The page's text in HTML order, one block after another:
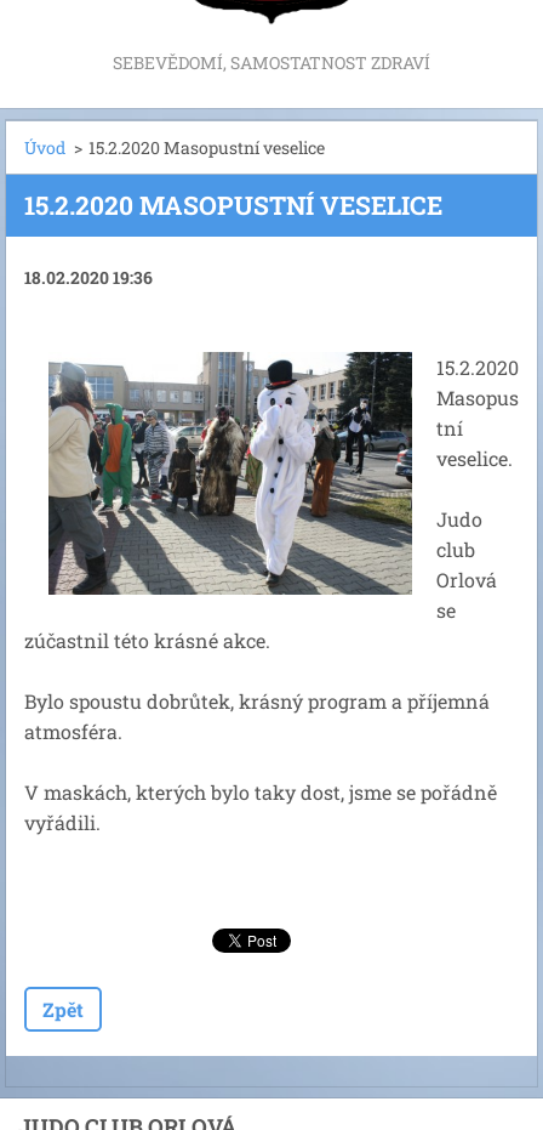
SEBEVĚDOMÍ, SAMOSTATNOST ZDRAVÍ
Úvod > 15.2.2020 Masopustní veselice
15.2.2020 MASOPUSTNÍ VESELICE
18.02.2020 19:36
15.2.2020
Masopus
tní
veselice.
Judo
club
Orlová
se
zúčastnil této krásné akce.
Bylo spoustu dobrůtek, krásný program a příjemná
atmosféra.
V maskách, kterých bylo taky dost, jsme se pořádně
vyřádili.
Zpět